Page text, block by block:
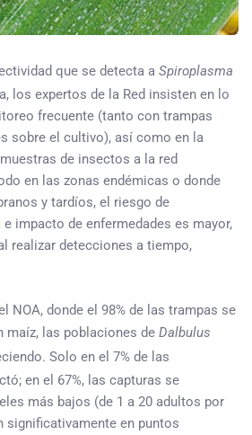
que se detecta a Spiroplasma
los expertos de la Red insisten en lo
frecuente (tanto con trampas
sobre el cultivo), así como en la
de insectos a la red
en las zonas endémicas o donde
y tardíos, el riesgo de
impacto de enfermedades es mayor,
realizar detecciones a tiempo,
NOA, donde el 98% de las trampas se
las poblaciones de Dalbulus
Solo en el 7% de las
en el 67%, las capturas se
más bajos (de 1 a 20 adultos por
significativamente en puntos